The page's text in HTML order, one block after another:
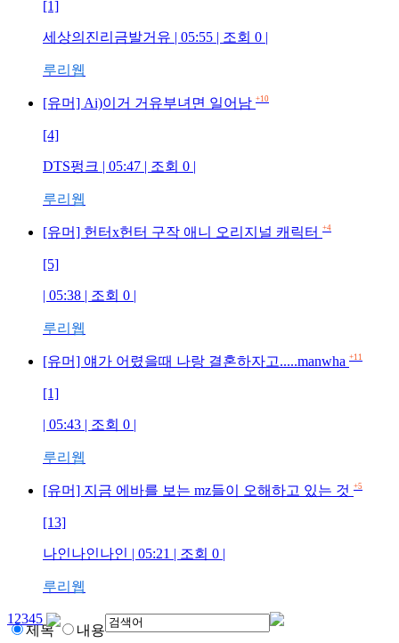
[1]
세상의진리금발거유 | 05:55 | 조회 0 |
루리웹
[유머] Ai)이거 거유부녀면 일어남 +10
[4]
DTS펑크 | 05:47 | 조회 0 |
루리웹
[유머] 헌터x헌터 구작 애니 오리지널 캐릭터 +4
[5]
| 05:38 | 조회 0 |
루리웹
[유머] 얘가 어렸을때 나랑 결혼하자고.....manwha +11
[1]
| 05:43 | 조회 0 |
루리웹
[유머] 지금 에바를 보는 mz들이 오해하고 있는 것 +5
[13]
나인나인나인 | 05:21 | 조회 0 |
루리웹
1 2345
제목 내용